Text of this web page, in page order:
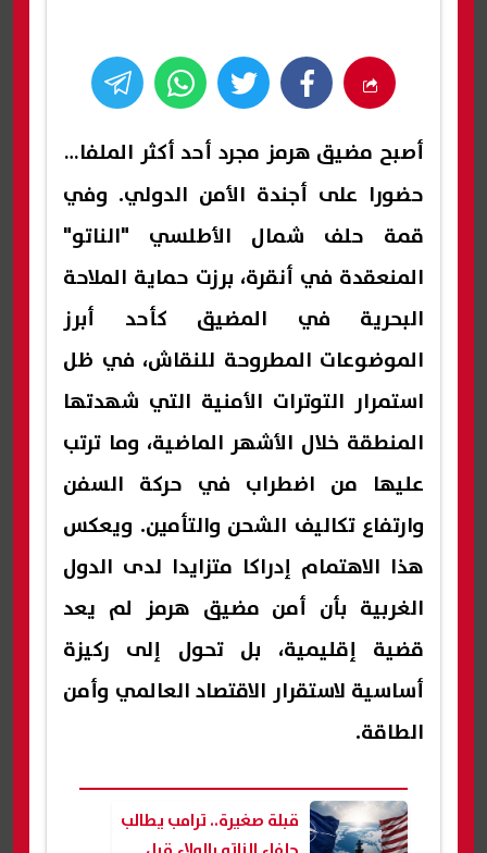
أصبح مضيق هرمز مجرد أحد أكثر الملفات
حضورا على أجندة الأمن الدولي. وفي
قمة حلف شمال الأطلسي "الناتو"
المنعقدة في أنقرة، برزت حماية الملاحة
البحرية في المضيق كأحد أبرز
الموضوعات المطروحة للنقاش، في ظل
استمرار التوترات الأمنية التي شهدتها
المنطقة خلال الأشهر الماضية، وما ترتب
عليها من اضطراب في حركة السفن
وارتفاع تكاليف الشحن والتأمين. ويعكس
هذا الاهتمام إدراكا متزايدا لدى الدول
الغربية بأن أمن مضيق هرمز لم يعد
قضية إقليمية، بل تحول إلى ركيزة
أساسية لاستقرار الاقتصاد العالمي وأمن
الطاقة.
قبلة صغيرة.. ترامب يطالب